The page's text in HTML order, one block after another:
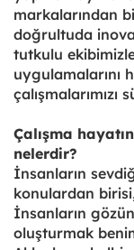
markalarından
doğrultuda
tutkulu
uygulamalarını
çalışmalarımızı
Çalışma
nelerdir?
İnsanların
konulardan
İnsanların
oluşturmak